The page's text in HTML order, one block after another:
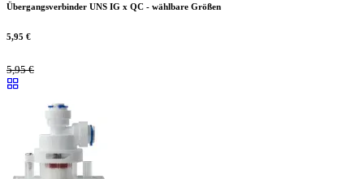
Übergangsverbinder UNS IG x QC - wählbare Größen
5,95 €
5,95€